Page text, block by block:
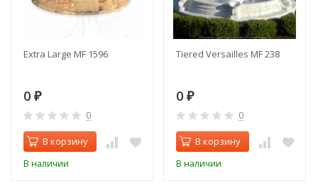
Extra Large MF 1596
0 ₽
0
В корзину
В наличии
Tiered Versailles MF 238
0 ₽
0
В корзину
В наличии